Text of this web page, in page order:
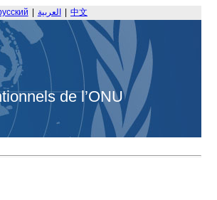
العربية 中文
de l’ONU